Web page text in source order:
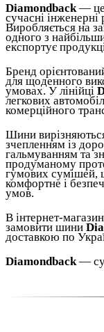
Diamondback — це
сучасні інженерні
Виробляється на
одного з
експортує
Бренд
для щоденного
умовах. У лінійці
легкових
комерційного
Шини
зчепленням із
гальмуванням та
продуманому
гумових сумішей,
комфортне і
умов.
В інтернет-
замовити шини
доставкою по
Diamondback —